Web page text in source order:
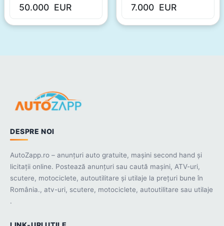
50.000 EUR 7.000 EUR
DESPRE NOI
AutoZapp.ro – anunțuri auto gratuite, mașini second hand și
licitații online. Postează anunțuri sau caută mașini, ATV-uri,
scutere, motociclete, autoutilitare și utilaje la prețuri bune în
România., atv-uri, scutere, motociclete, autoutilitare sau utilaje
.